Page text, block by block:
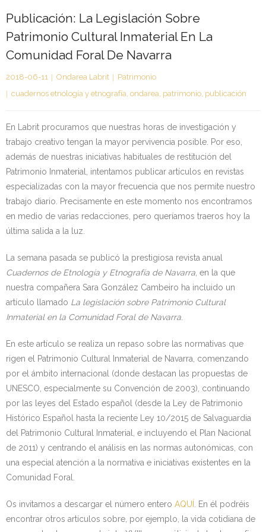
Kontaktua | Contacto
Publicación: La Legislación Sobre
Patrimonio Cultural Inmaterial En La
Comunidad Foral De Navarra
2018-06-11 Ondarea Labrit
Patrimonio
cuadernos etnología y etnografía, ondarea, patrimonio, publicación
En Labrit procuramos que nuestras horas de investigación y
trabajo creativo tengan la mayor pervivencia posible. Por eso,
además de nuestras iniciativas habituales de restitución del
Patrimonio Inmaterial, intentamos publicar artículos en revistas
especializadas con la mayor frecuencia que nos permite nuestro
trabajo diario. Precisamente en este momento nos encontramos
en medio de varias redacciones, pero queríamos traeros hoy la
última salida a la luz.
La semana pasada se publicó la prestigiosa revista anual
Cuadernos de Etnología y Etnografía de Navarra , en la que
nuestra compañera Sara González Cambeiro ha incluido un
artículo llamado La legislación sobre Patrimonio Cultural
Inmaterial en la Comunidad Foral de Navarra
En este artículo se realiza un repaso sobre las normativas que
rigen el Patrimonio Cultural Inmaterial de Navarra, comenzando
por el ámbito internacional (donde destacan las propuestas de
UNESCO, especialmente su Convención de 2003), continuando
por las leyes del Estado español (desde la Ley de Patrimonio
Histórico Español hasta la reciente Ley 10/2015 de Salvaguardia
del Patrimonio Cultural Inmaterial, e incluyendo el Plan Nacional
de 2011) y centrando el análisis en las normas autonómicas, con
una especial atención a la normativa e iniciativas existentes en la
Comunidad Foral.
Os invitamos a descargar el número entero AQUÍ
. En él podréis
encontrar otros artículos sobre, por ejemplo, la vida cotidiana de